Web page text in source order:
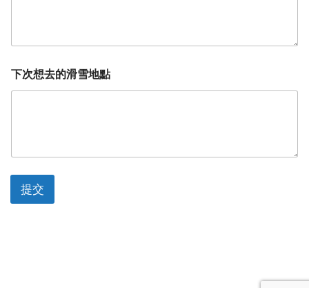
下次想去的滑雪地點
提交